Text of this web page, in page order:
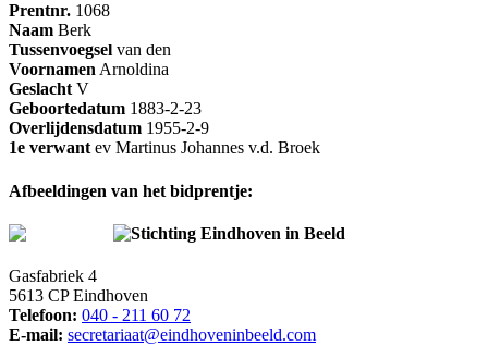
Prentnr. 1068
Naam Berk
Tussenvoegsel van den
VoornamenArnoldina
GeslachtV
Geboortedatum 1883-2-23
Overlijdensdatum 1955-2-9
1e verwantev Martinus Johannes v.d. Broek
Afbeeldingen van het bidprentje:
Stichting Eindhoven in Beeld
Gasfabriek 4
5613 CP Eindhoven
Telefoon: 040 - 211 60 72
E-mail: secretariaat@eindhoveninbeeld.com